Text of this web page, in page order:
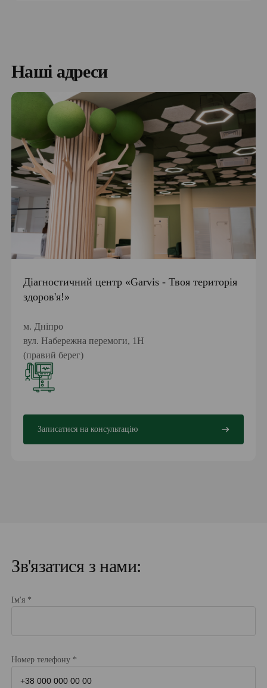
Наші адреси
Діагностичний центр «Garvis - Твоя територія
здоров'я!»
м. Дніпро
вул. Набережна перемоги, 1Н
(правий берег)
Записатися на консультацію
Зв'язатися з нами:
Ім'я *
Номер телефону *